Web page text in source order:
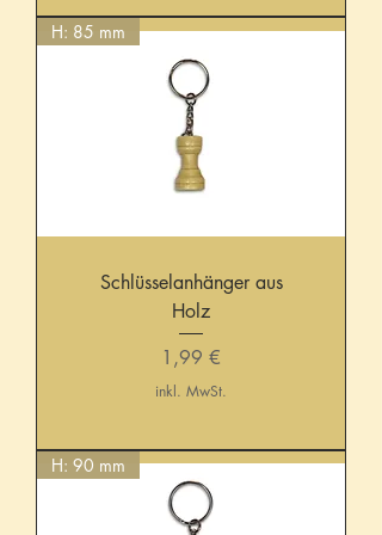
H: 85 mm
Schlüsselanhänger aus
Holz
Preis
1,99 €
inkl. MwSt.
H: 90 mm